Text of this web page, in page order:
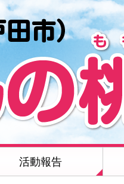
活動報告